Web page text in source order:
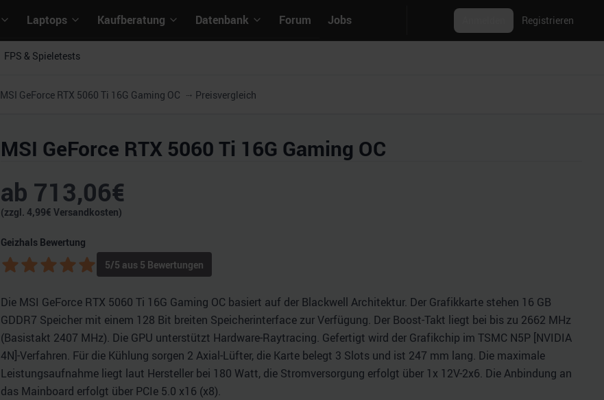
Laptops Kaufberatung Datenbank Forum Jobs Registrieren
FPS & Spieletests
MSI GeForce RTX 5060 Ti 16G Gaming OC Preisvergleich
MSI GeForce RTX 5060 Ti 16G Gaming OC
ab 713,06€
(zzgl. 4,99€ Versandkosten)
Geizhals Bewertung
5/5 aus 5 Bewertungen
Die MSI GeForce RTX 5060 Ti 16G Gaming OC basiert auf der Blackwell Architektur. Der Grafikkarte stehen 16 GB
GDDR7 Speicher mit einem 128 Bit breiten Speicherinterface zur Verfügung. Der Boost-Takt liegt bei bis zu 2662 MHz
(Basistakt 2407 MHz). Die GPU unterstützt Hardware-Raytracing. Gefertigt wird der Grafikchip im TSMC N5P [NVIDIA
4N]-Verfahren. Für die Kühlung sorgen 2 Axial-Lüfter, die Karte belegt 3 Slots und ist 247 mm lang. Die maximale
Leistungsaufnahme liegt laut Hersteller bei 180 Watt, die Stromversorgung erfolgt über 1x 12V-2x6. Die Anbindung an
das Mainboard erfolgt über PCIe 5.0 x16 (x8).